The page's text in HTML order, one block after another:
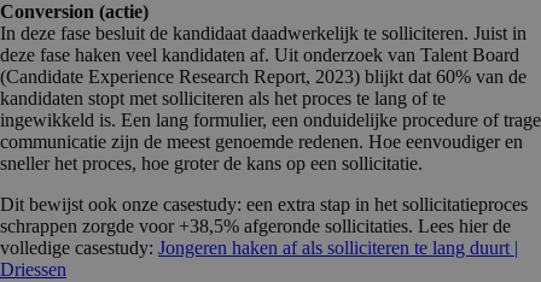
Conversion (actie)
In deze fase besluit de kandidaat daadwerkelijk te solliciteren. Juist in
deze fase haken veel kandidaten af. Uit onderzoek van Talent Board
(Candidate Experience Research Report, 2023) blijkt dat 60% van de
kandidaten stopt met solliciteren als het proces te lang of te
ingewikkeld is. Een lang formulier, een onduidelijke procedure of trage
communicatie zijn de meest genoemde redenen. Hoe eenvoudiger en
sneller het proces, hoe groter de kans op een sollicitatie.
Dit bewijst ook onze casestudy: een extra stap in het sollicitatieproces
schrappen zorgde voor +38,5% afgeronde sollicitaties. Lees hier de
volledige casestudy: Jongeren haken af als solliciteren te lang duurt |
Driessen